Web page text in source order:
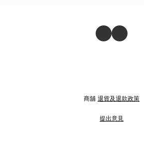
商舖 退貨及退款政策
提出意見